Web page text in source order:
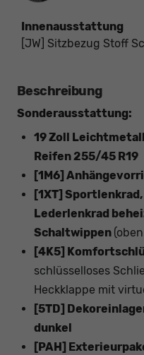
Innenausstattung
[JW] Sitzbezug Stoff
Beschreibung
Sonderausstattung:
19 Zoll
Reifen 255/45 R19
[1M6]
[1XT]
Lederlenkrad
Schaltwippen
[4K5]
schlüsselloses
Heckklappe mit
[5TD]
dunkel
[PAH]